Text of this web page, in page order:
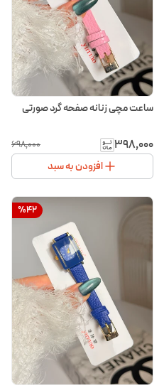
ساعت مچی زنانه صفحه گرد صورتی
۳۹۸٬۰۰۰ ۶۹۸٬۰۰۰
افزودن به سبد
%42